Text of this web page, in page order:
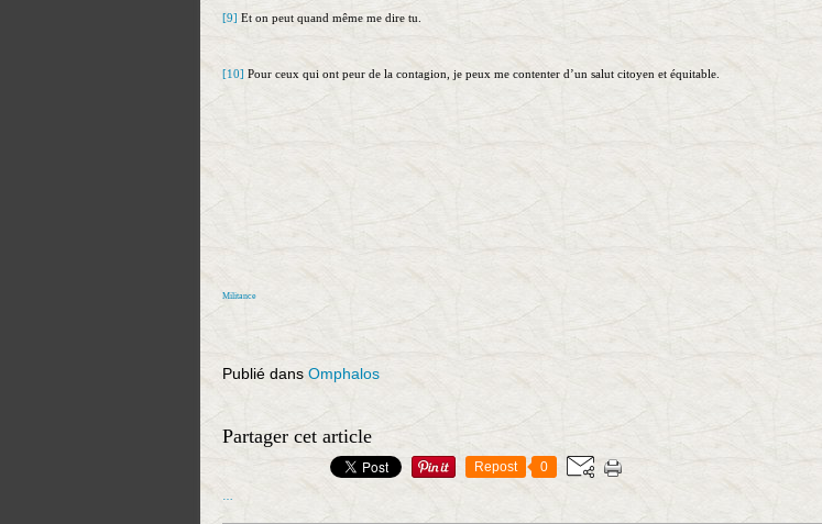
[9] Et on peut quand même me dire tu.
[10] Pour ceux qui ont peur de la contagion, je peux me contenter d’un salut citoyen et équitable.
Militance
Publié dans Omphalos
Partager cet article
Repost 0